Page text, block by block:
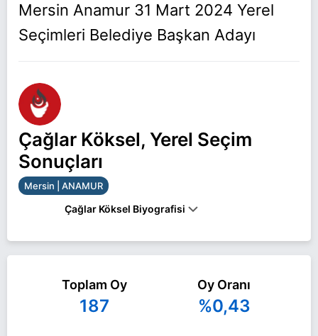
Mersin Anamur 31 Mart 2024 Yerel
Seçimleri Belediye Başkan Adayı
Çağlar Köksel, Yerel Seçim
Sonuçları
Mersin | ANAMUR
Çağlar Köksel Biyografisi
adayı olarak Zafer Partisi ile 31 Mart 2024 yerel
seçimlerinde yarışıyor. Çağlar Köksel ile ilgili daha
fazla bilgi için
Çağlar Köksel Haberlerisayfamızı
Toplam Oy
187
Oy Oranı
%0,43